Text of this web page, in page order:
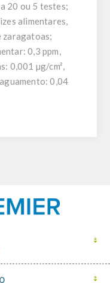
20 ou 5 testes;
alimentares,
zaragatoas;
0,3 ppm,
0,001 µg/cm²,
0,04